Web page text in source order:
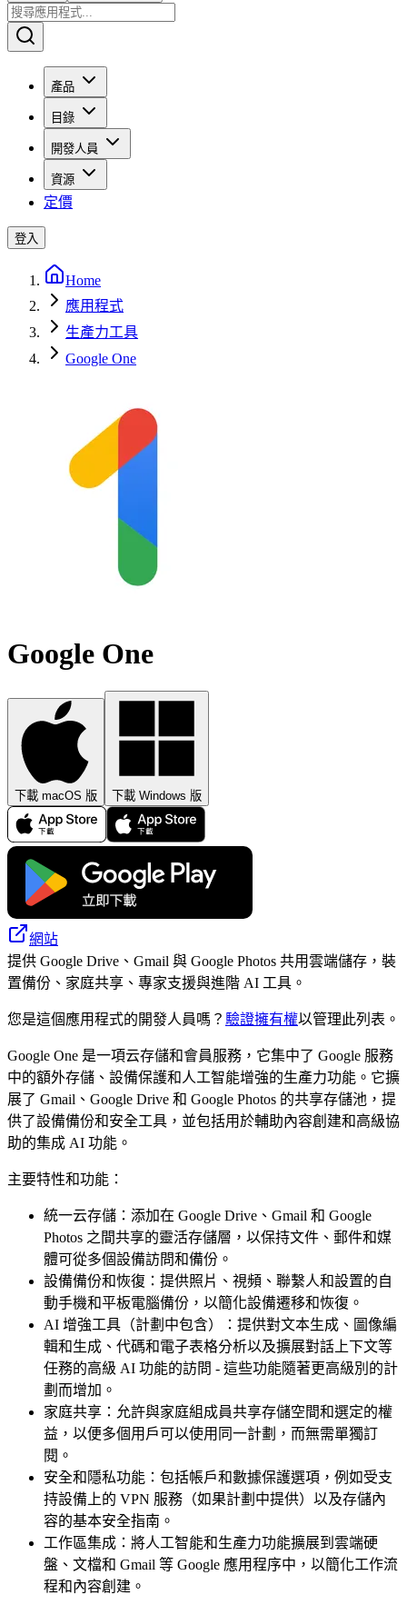
產品
目錄
開發人員
資源
定價
登入
Home
應用程式
生產力工具
Google One
Google One
下載 macOS 版 下載 Windows 版
網站
提供 Google Drive、Gmail 與 Google Photos 共用雲端儲存，裝
置備份、家庭共享、專家支援與進階 AI 工具。
您是這個應用程式的開發人員嗎？ 驗證擁有權以管理此列表。
Google One 是一項云存儲和會員服務，它集中了 Google 服務
中的額外存儲、設備保護和人工智能增強的生產力功能。它擴
展了 Gmail、Google Drive 和 Google Photos 的共享存儲池，提
供了設備備份和安全工具，並包括用於輔助內容創建和高級協
助的集成 AI 功能。
主要特性和功能：
統一云存儲：添加在 Google Drive、Gmail 和 Google
Photos 之間共享的靈活存儲層，以保持文件、郵件和媒
體可從多個設備訪問和備份。
設備備份和恢復：提供照片、視頻、聯繫人和設置的自
動手機和平板電腦備份，以簡化設備遷移和恢復。
AI 增強工具（計劃中包含）：提供對文本生成、圖像編
輯和生成、代碼和電子表格分析以及擴展對話上下文等
任務的高級 AI 功能的訪問 - 這些功能隨著更高級別的計
劃而增加。
家庭共享：允許與家庭組成員共享存儲空間和選定的權
益，以便多個用戶可以使用同一計劃，而無需單獨訂
閱。
安全和隱私功能：包括帳戶和數據保護選項，例如受支
持設備上的 VPN 服務（如果計劃中提供）以及存儲內
容的基本安全指南。
工作區集成：將人工智能和生產力功能擴展到雲端硬
盤、文檔和 Gmail 等 Google 應用程序中，以簡化工作流
程和內容創建。